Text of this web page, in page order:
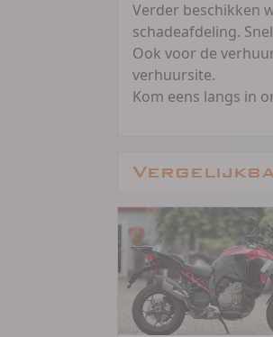
Verder beschikken
schadeafdeling.
Ook voor de
verhuursite.
Kom eens langs in